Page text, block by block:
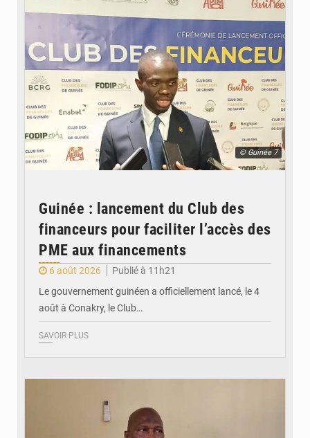
© Guinée 7
Guinée : lancement du Club des
financeurs pour faciliter l’accès des
PME aux financements
6 août 2026
Publié à 11h21
Le gouvernement guinéen a officiellement lancé, le 4
août à Conakry, le Club…
SAVOIR PLUS